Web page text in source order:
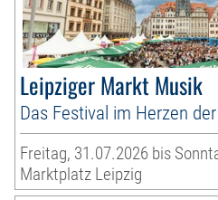
Leipziger Markt Musik
Das Festival im Herzen
Freitag, 31.07.2026 bis
Marktplatz Leipzig